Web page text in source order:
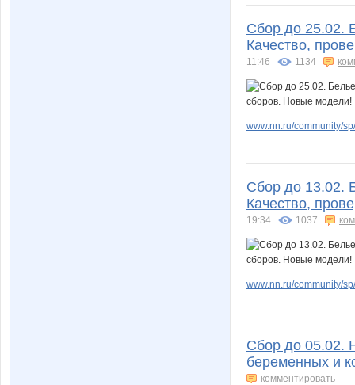
Сбор до 25.02.
Качество,
11:46 1134
www.nn.ru/community/
Сбор до 13.02.
Качество,
19:34 1037
www.nn.ru/community/
Сбор до 05.02.
беременных и
комментировать